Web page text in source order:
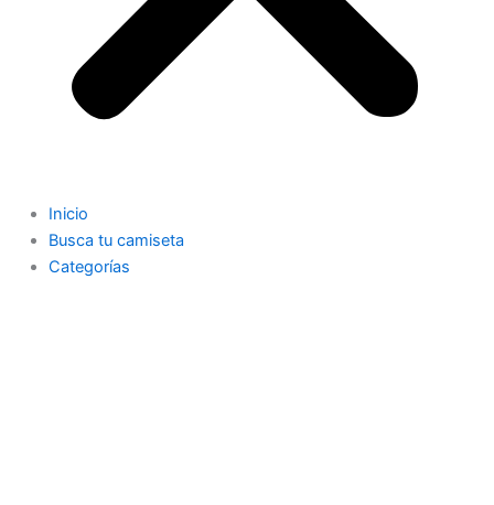
Inicio
Busca tu camiseta
Categorías